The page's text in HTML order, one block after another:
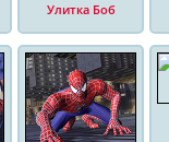
Улитка Боб